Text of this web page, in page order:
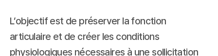
L’objectif est de préserver la fonction
articulaire et de créer les conditions
physiologiques nécessaires à une sollicitation